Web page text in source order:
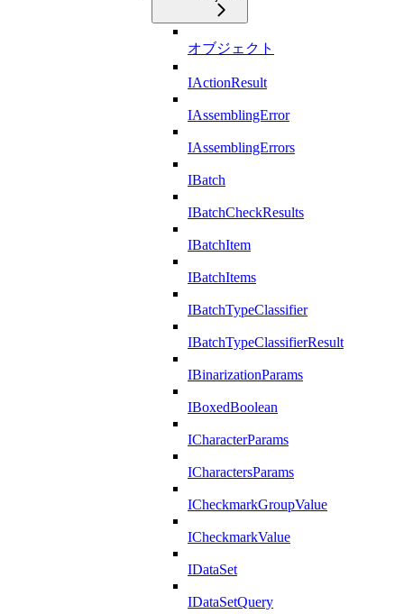
オブジェクト
IActionResult
IAssemblingError
IAssemblingErrors
IBatch
IBatchCheckResults
IBatchItem
IBatchItems
IBatchTypeClassifier
IBatchTypeClassifierResult
IBinarizationParams
IBoxedBoolean
ICharacterParams
ICharactersParams
ICheckmarkGroupValue
ICheckmarkValue
IDataSet
IDataSetQuery